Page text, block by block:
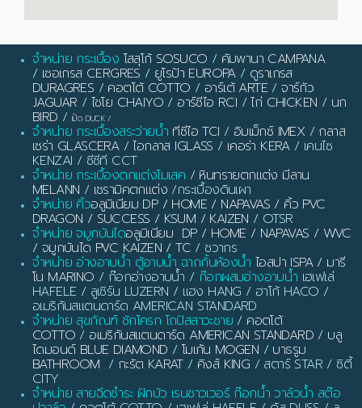
จำหน่าย กระเบื้อง โสสุโก้ SOSUCO / คัมพานา CAMPANA
/ เซอเกรส CERGRES / ยูโรป้า EUROPA/ ดูราเกรส
DURAGRES / คอตโต้ COTTO / อาร์เต้ ARTE /จาร์กัว
JAGUAR / ไชโย CHAIYO / อาร์ซีไอ RCI /ไก่ CHICKEN / นก
BIRD / เป็ด DUCK /
จำหน่าย กระเบื้องสระว่ายน้ำ ทีซีไอ TCI / อิมเม็กซ์ IMEX/ กลาส
เซร่า GLASCERA/ไอกลาส IGLASS / เคอร่า KERA/ เคนไซ
KENZAI / ซีซีที CCT
จำหน่าย กระเบื้องตกแต่งโมเสค / หินทรายตกแต่ง มีลาน
MELANN / เซรามิคตกแต่ง /กระเบื้องดินเผา
จำหน่าย คิ้วอลูมิเนียม DP / HOME / NAPAVAS / คิ้ว PVC
DRAGON / SUCCESS / KSUM / KAIZEN / OTSR
จำหน่าย จมูกบันไดอลูมิเนียม DP / HOME / NAPAVAS / WVC
/ จมูกบันได PVC KAIZEN / TC / ชวากร
จำหน่าย อ่างอาบน้ำ ตู้อาบน้ำ ฉากกั้นห้องน้ำ ไอสปา ISPA / มารี
โน MARINO / ก๊อกอ่างอาบน้ำ / ก๊อกผสมอ่างอาบน้ำ เฮเฟเล่
HAFELE / ลูเซิร์น LUZERN / แฮง HANG / ฮาโก้ HACO /
อเมริกันสแตนดาร์ด AMERICAN STANDARD
จำหน่าย สุขภัณฑ์ ชักโครก โถปัสสาวะชาย / คอตโต้
COTTO / อเมริกันสแตนดาร์ด AMERICAN STANDARD / บลู
ไดมอนด์ BLUE DIAMOND / โมเก้น MOGEN / บาธรูม
BATHROOM / กะรัต KARAT/ คิงส์ KING / สตาร์ STAR / ซิตี้
CITY
จำหน่าย สายฉีดชำระ ฝักบัว เรนชาวเวอร์ ก๊อกน้ำ วาล์วน้ำ สต๊อ